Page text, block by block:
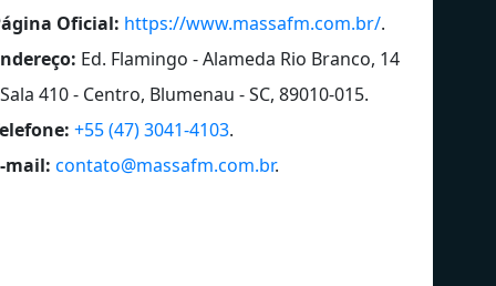
Oficial: https://www.massafm.com.br/.
Ed. Flamingo - Alameda Rio Branco, 14
410 - Centro, Blumenau - SC, 89010-015.
+55 (47) 3041-4103.
mail: contato@massafm.com.br.